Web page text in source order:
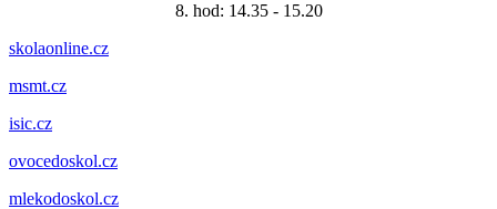
8. hod: 14.35 - 15.20
skolaonline.cz
msmt.cz
isic.cz
ovocedoskol.cz
mlekodoskol.cz